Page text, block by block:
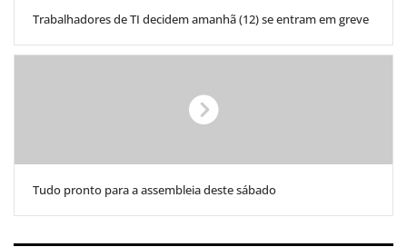
Trabalhadores de TI decidem amanhã (12) se entram em greve
Tudo pronto para a assembleia deste sábado